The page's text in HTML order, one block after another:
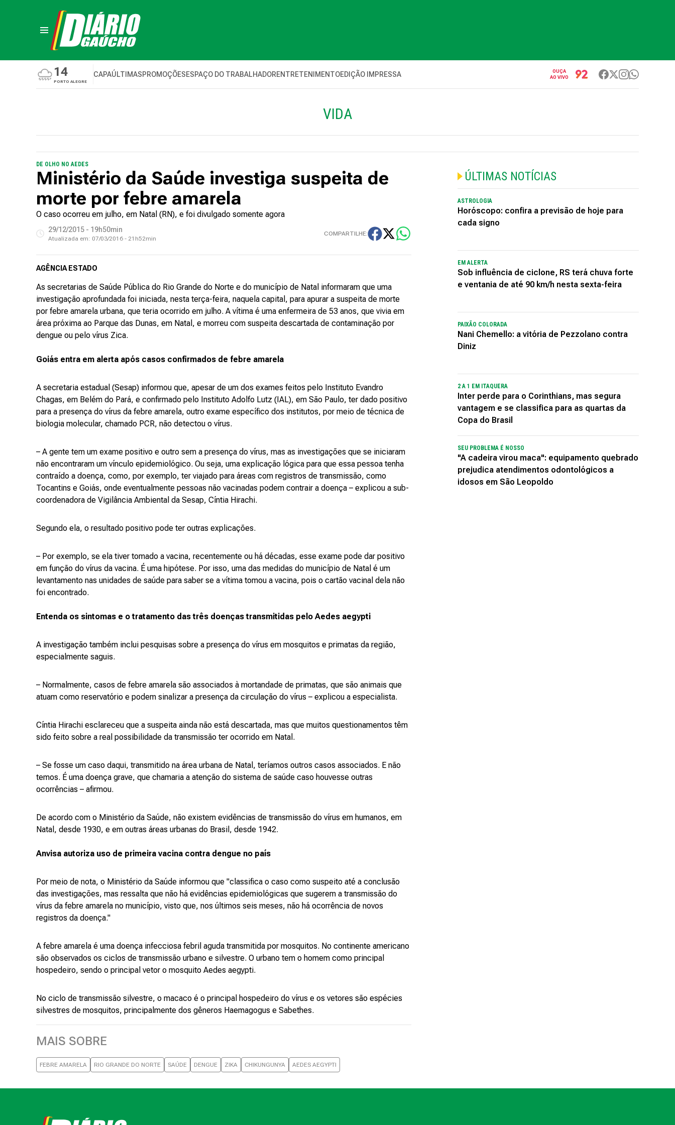
14
PORTO ALEGRE
CAPAÚLTIMASPROMOÇÕESESPAÇO DO TRABALHADORENTRETENIMENTOEDIÇÃO IMPRESSA
OUÇA
AO VIVO
VIDA
DE OLHO NO AEDES
Ministério da Saúde investiga suspeita de
morte por febre amarela
O caso ocorreu em julho, em Natal (RN), e foi divulgado somente agora
29/12/2015 - 19h50min
Atualizada em: 07/03/2016 - 21h52min
COMPARTILHE:
AGÊNCIA ESTADO
As secretarias de Saúde Pública do Rio Grande do Norte e do município de Natal informaram que uma
investigação aprofundada foi iniciada, nesta terça-feira, naquela capital, para apurar a suspeita de morte
por febre amarela urbana, que teria ocorrido em julho. A vítima é uma enfermeira de 53 anos, que vivia em
área próxima ao Parque das Dunas, em Natal, e morreu com suspeita descartada de contaminação por
dengue ou pelo vírus Zica.
Goiás entra em alerta após casos confirmados de febre amarela
A secretaria estadual (Sesap) informou que, apesar de um dos exames feitos pelo Instituto Evandro
Chagas, em Belém do Pará, e confirmado pelo Instituto Adolfo Lutz (IAL), em São Paulo, ter dado positivo
para a presença do vírus da febre amarela, outro exame específico dos institutos, por meio de técnica de
biologia molecular, chamado PCR, não detectou o vírus.
– A gente tem um exame positivo e outro sem a presença do vírus, mas as investigações que se iniciaram
não encontraram um vínculo epidemiológico. Ou seja, uma explicação lógica para que essa pessoa tenha
contraído a doença, como, por exemplo, ter viajado para áreas com registros de transmissão, como
Tocantins e Goiás, onde eventualmente pessoas não vacinadas podem contrair a doença – explicou a sub-
coordenadora de Vigilância Ambiental da Sesap, Cíntia Hirachi.
Segundo ela, o resultado positivo pode ter outras explicações.
– Por exemplo, se ela tiver tomado a vacina, recentemente ou há décadas, esse exame pode dar positivo
em função do vírus da vacina. É uma hipótese. Por isso, uma das medidas do município de Natal é um
levantamento nas unidades de saúde para saber se a vítima tomou a vacina, pois o cartão vacinal dela não
foi encontrado.
Entenda os sintomas e o tratamento das três doenças transmitidas pelo Aedes aegypti
A investigação também inclui pesquisas sobre a presença do vírus em mosquitos e primatas da região,
especialmente saguis.
– Normalmente, casos de febre amarela são associados à mortandade de primatas, que são animais que
atuam como reservatório e podem sinalizar a presença da circulação do vírus – explicou a especialista.
Cíntia Hirachi esclareceu que a suspeita ainda não está descartada, mas que muitos questionamentos têm
sido feito sobre a real possibilidade da transmissão ter ocorrido em Natal.
– Se fosse um caso daqui, transmitido na área urbana de Natal, teríamos outros casos associados. E não
temos. É uma doença grave, que chamaria a atenção do sistema de saúde caso houvesse outras
ocorrências – afirmou.
De acordo com o Ministério da Saúde, não existem evidências de transmissão do vírus em humanos, em
Natal, desde 1930, e em outras áreas urbanas do Brasil, desde 1942.
Anvisa autoriza uso de primeira vacina contra dengue no país
Por meio de nota, o Ministério da Saúde informou que "classifica o caso como suspeito até a conclusão
das investigações, mas ressalta que não há evidências epidemiológicas que sugerem a transmissão do
vírus da febre amarela no município, visto que, nos últimos seis meses, não há ocorrência de novos
registros da doença."
A febre amarela é uma doença infecciosa febril aguda transmitida por mosquitos. No continente americano
são observados os ciclos de transmissão urbano e silvestre. O urbano tem o homem como principal
hospedeiro, sendo o principal vetor o mosquito Aedes aegypti.
No ciclo de transmissão silvestre, o macaco é o principal hospedeiro do vírus e os vetores são espécies
silvestres de mosquitos, principalmente dos gêneros Haemagogus e Sabethes.
MAIS SOBRE
FEBRE AMARELA RIO GRANDE DO NORTE SAÚDE DENGUE ZIKA CHIKUNGUNYA AEDES AEGYPTI
ÚLTIMAS NOTÍCIAS
ASTROLOGIA
Horóscopo: confira a previsão de hoje para
cada signo
EM ALERTA
Sob influência de ciclone, RS terá chuva forte
e ventania de até 90 km/h nesta sexta-feira
PAIXÃO COLORADA
Nani Chemello: a vitória de Pezzolano contra
Diniz
2 A 1 EM ITAQUERA
Inter perde para o Corinthians, mas segura
vantagem e se classifica para as quartas da
Copa do Brasil
SEU PROBLEMA É NOSSO
"A cadeira virou maca": equipamento quebrado
prejudica atendimentos odontológicos a
idosos em São Leopoldo